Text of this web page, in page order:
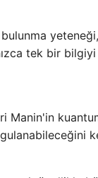
tek bir
Manin'in